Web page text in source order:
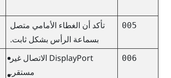
005
تأكد أن الغطاء الأمامي متصل
بسماعة الرأس بشكل ثابت.
006
DisplayPort الاتصال غير
مستقر.